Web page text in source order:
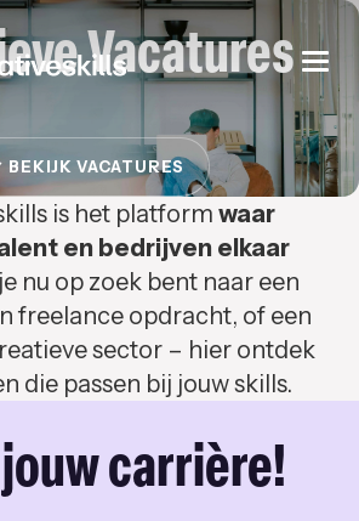
Vacatures
BEKIJK VACATURES
is het platform waar
en bedrijven elkaar
nu op zoek bent naar een
freelance opdracht, of een
sector – hier ontdek
die passen bij jouw skills.
carrière!